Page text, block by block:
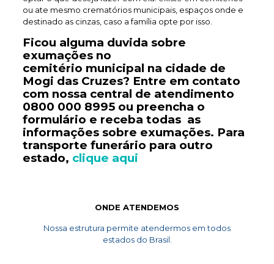
ou ate mesmo crematórios municipais, espaços onde e
destinado as cinzas, caso a família opte por isso.
Ficou alguma duvida sobre
exumações no
cemitério municipal na cidade de
Mogi das Cruzes? Entre em contato
com nossa central de atendimento
0800 000 8995ou preencha o
formulário e receba todas as
informações sobre exumações. Para
transporte funerário para outro
estado, clique aqui
ONDE ATENDEMOS
Nossa estrutura permite atendermos em todos
estados do Brasil.